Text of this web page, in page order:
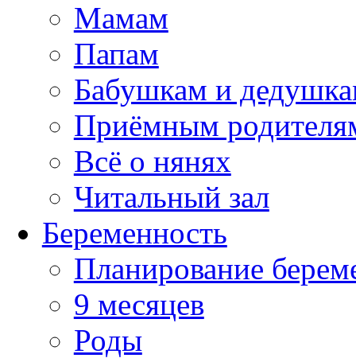
Мамам
Папам
Бабушкам и
Приёмным
Всё о нянях
Читальный зал
Беременность
Планирование
9 месяцев
Роды